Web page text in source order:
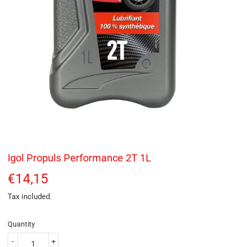
Igol Propuls Performance 2T 1L
€14,15
Tax included.
Quantity
+
-